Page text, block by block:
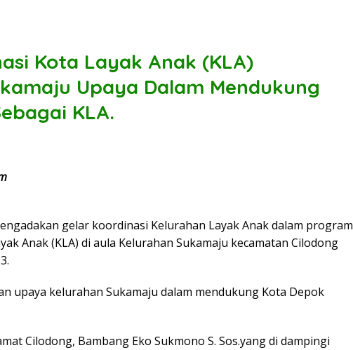
Kota Layak Anak (KLA)
Upaya Dalam Mendukung
KLA.
gelar koordinasi Kelurahan Layak Anak dalam program
Anak (KLA) di aula Kelurahan Sukamaju kecamatan Cilodong
upaya kelurahan Sukamaju dalam mendukung Kota Depok
Cilodong, Bambang Eko Sukmono S. Sos.yang di dampingi